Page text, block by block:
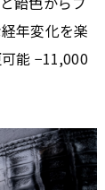
年変化を楽
能 −11,000